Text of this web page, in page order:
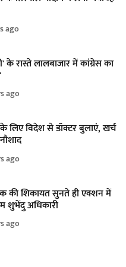
ago
के रास्ते लालबाजार में कांग्रेस का
ago
लिए विदेश से डॉक्टर बुलाएं, खर्च
ago
की शिकायत सुनते ही एक्शन में
शुभेंदु अधिकारी
ago